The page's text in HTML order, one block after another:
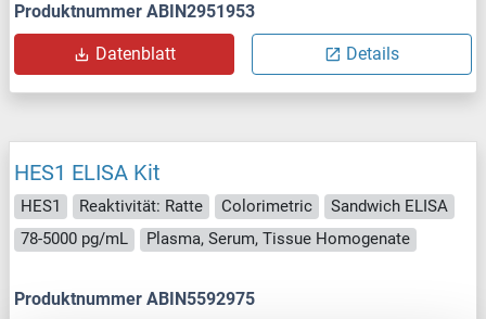
Produktnummer ABIN2951953
Datenblatt Details
HES1 ELISA Kit
HES1 Reaktivität: Ratte Colorimetric
Sandwich ELISA
78-5000 pg/mL
Plasma, Serum, Tissue Homogenate
Produktnummer ABIN5592975